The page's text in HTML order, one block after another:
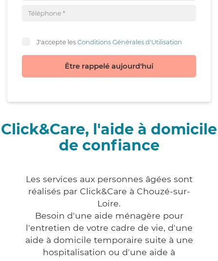
J'accepte lesConditions Générales d'Utilisation
Être rappelé aujourd'hui
Click&Care, l'aide à domicile
de confiance
Les services aux personnes âgées sont
réalisés par Click&Care à Chouzé-sur-
Loire.
Besoin d'une aide ménagère pour
l'entretien de votre cadre de vie, d'une
aide à domicile temporaire suite à une
hospitalisation ou d'une aide à